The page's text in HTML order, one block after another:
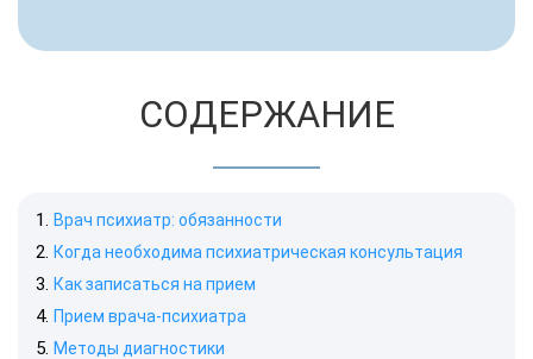
СОДЕРЖАНИЕ
Врач психиатр: обязанности
Когда необходима психиатрическая консультация
Как записаться на прием
Прием врача-психиатра
Методы диагностики